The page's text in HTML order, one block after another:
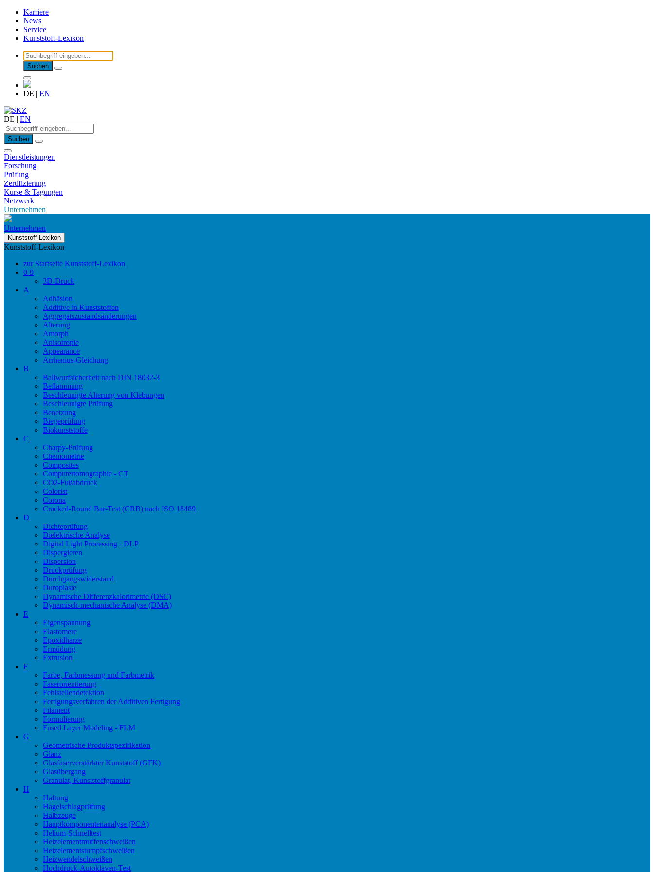
Karriere
News
Service
Kunststoff-Lexikon
Suchen
DE | EN
DE | EN
Suchen
Dienstleistungen
Forschung
Prüfung
Zertifizierung
Kurse & Tagungen
Netzwerk
Unternehmen
Unternehmen
Kunststoff-Lexikon
Kunststoff-Lexikon
zur Startseite Kunststoff-Lexikon
0-9
3D-Druck
A
Adhäsion
Additive in Kunststoffen
Aggregatszustandsänderungen
Alterung
Amorph
Anisotropie
Appearance
Arrhenius-Gleichung
B
Ballwurfsicherheit nach DIN 18032-3
Beflammung
Beschleunigte Alterung von Klebungen
Beschleunigte Prüfung
Benetzung
Biegeprüfung
Biokunststoffe
C
Charpy-Prüfung
Chemometrie
Composites
Computertomographie - CT
CO2-Fußabdruck
Colorist
Corona
Cracked-Round Bar-Test (CRB) nach ISO 18489
D
Dichteprüfung
Dielektrische Analyse
Digital Light Processing - DLP
Dispergieren
Dispersion
Druckprüfung
Durchgangswiderstand
Duroplaste
Dynamische Differenzkalorimetrie (DSC)
Dynamisch-mechanische Analyse (DMA)
E
Eigenspannung
Elastomere
Epoxidharze
Ermüdung
Extrusion
F
Farbe, Farbmessung und Farbmetrik
Faserorientierung
Fehlstellendetektion
Fertigungsverfahren der Additiven Fertigung
Filament
Formulierung
Fused Layer Modeling - FLM
G
Geometrische Produktspezifikation
Glanz
Glasfaserverstärkter Kunststoff (GFK)
Glasübergang
Granulat, Kunststoffgranulat
H
Haftung
Hagelschlagprüfung
Halbzeuge
Hauptkomponentenanalyse (PCA)
Helium-Schnelltest
Heizelementmuffenschweißen
Heizelementstumpfschweißen
Heizwendelschweißen
Hochdruck-Autoklaven-Test